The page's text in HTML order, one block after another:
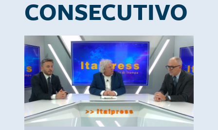
CONSECUTIVO